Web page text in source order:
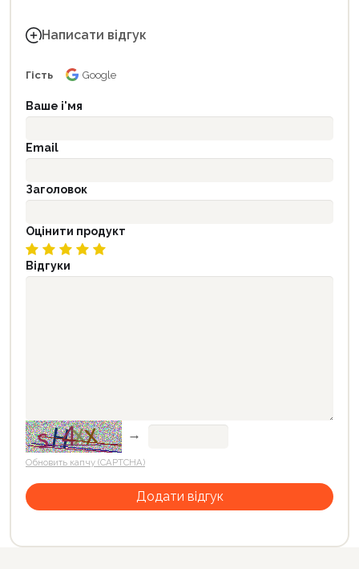
Написати відгук
Гість Google
Ваше і'мя
Email
Заголовок
Оцінити продукт
Відгуки
→
Обновить капчу (CAPTCHA)